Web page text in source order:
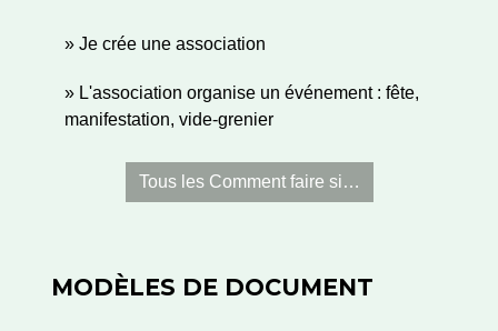
Je crée une association
L'association organise un événement : fête,
manifestation, vide-grenier
Tous les Comment faire si…
MODÈLES DE DOCUMENT